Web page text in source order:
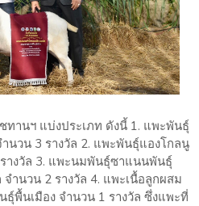
ทานฯ แบ่งประเภท ดังนี้ 1. แพะพันธุ์
นวน 3 รางวัล 2. แพะพันธุ์แองโกลนู
างวัล 3. แพะนมพันธุ์ซาแนนพันธุ์
ำนวน 2 รางวัล 4. แพะเนื้อลูกผสม
ธุ์พื้นเมือง จำนวน 1 รางวัล ซึ่งแพะที่